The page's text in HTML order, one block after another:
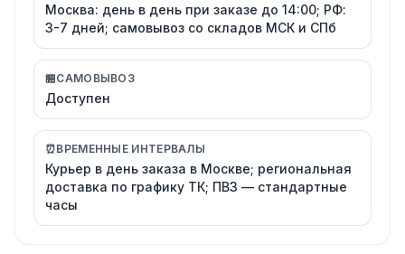
Москва: день в день при заказе до 14:00; РФ:
3-7 дней; самовывоз со складов МСК и СПб
🏪САМОВЫВОЗ
Доступен
⏰ВРЕМЕННЫЕ ИНТЕРВАЛЫ
Курьер в день заказа в Москве; региональная
доставка по графику ТК; ПВЗ — стандартные
часы